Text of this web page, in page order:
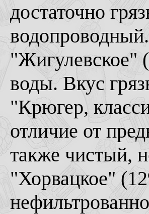
достаточно
водопроводный.
"Жигулевское"
воды. Вкус
"Крюгер,
отличие от
также чистый,
"Хорвацкое"